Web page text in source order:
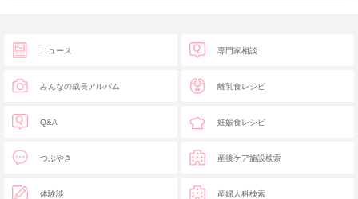
ニュース
みんなの成長アルバム
Q&A
つぶやき
体験談
専門家相談
離乳食レシピ
妊娠食レシピ
産後ケア施設検索
産婦人科検索